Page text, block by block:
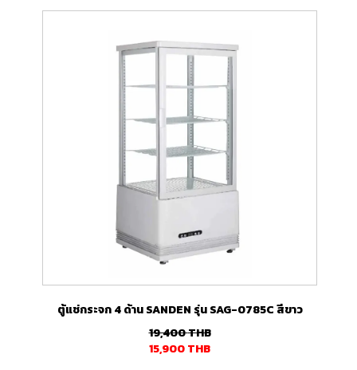
ตู้แช่กระจก 4 ด้าน SANDEN รุ่น SAG-0785C สีขาว
19,400THB
15,900THB